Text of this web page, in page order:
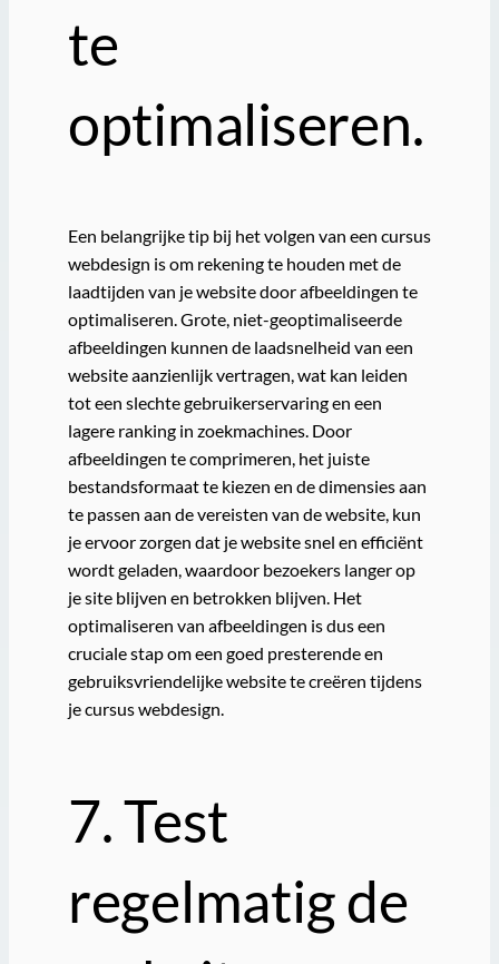
te
optimaliseren.
Een belangrijke tip bij het volgen van een cursus
webdesign is om rekening te houden met de
laadtijden van je website door afbeeldingen te
optimaliseren. Grote, niet-geoptimaliseerde
afbeeldingen kunnen de laadsnelheid van een
website aanzienlijk vertragen, wat kan leiden
tot een slechte gebruikerservaring en een
lagere ranking in zoekmachines. Door
afbeeldingen te comprimeren, het juiste
bestandsformaat te kiezen en de dimensies aan
te passen aan de vereisten van de website, kun
je ervoor zorgen dat je website snel en efficiënt
wordt geladen, waardoor bezoekers langer op
je site blijven en betrokken blijven. Het
optimaliseren van afbeeldingen is dus een
cruciale stap om een goed presterende en
gebruiksvriendelijke website te creëren tijdens
je cursus webdesign.
7. Test
regelmatig de